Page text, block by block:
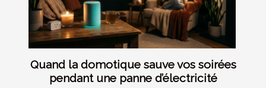
Quand la domotique sauve vos soirées
pendant une panne d’électricité